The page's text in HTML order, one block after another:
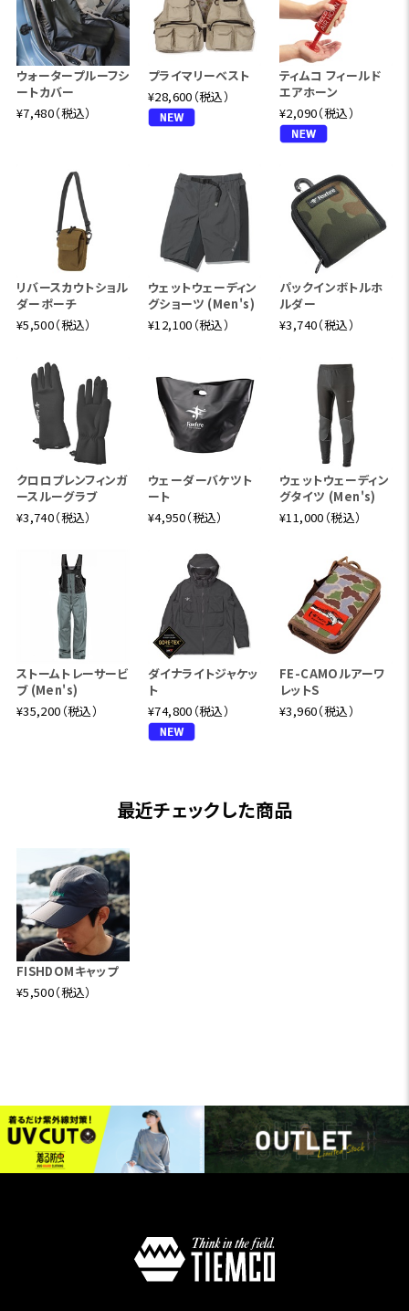
ウォータープルーフシ
ートカバー
¥7,480（税込）
プライマリーベスト
¥28,600（税込）
ティムコ フィールド
エアホーン
¥2,090（税込）
リバースカウトショル
ダーポーチ
¥5,500（税込）
ウェットウェーディン
グショーツ (Men's)
¥12,100（税込）
パックインボトルホ
ルダー
¥3,740（税込）
クロロプレンフィンガ
ースルーグラブ
¥3,740（税込）
ウェーダーバケツト
ート
¥4,950（税込）
ウェットウェーディン
グタイツ (Men's)
¥11,000（税込）
ストームトレーサービ
ブ (Men's)
¥35,200（税込）
ダイナライトジャケッ
ト
¥74,800（税込）
FE-CAMOルアーワ
レットS
¥3,960（税込）
最近チェックした商品
FISHDOMキャップ
¥5,500（税込）